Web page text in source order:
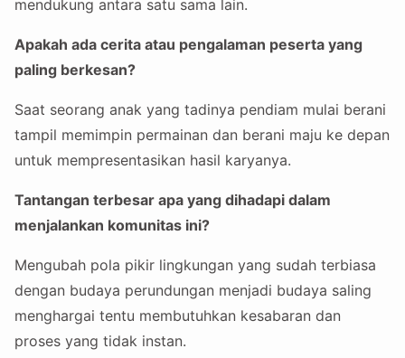
mendukung antara satu sama lain.
Apakah ada cerita atau pengalaman peserta yang
paling berkesan?
Saat seorang anak yang tadinya pendiam mulai berani
tampil memimpin permainan dan berani maju ke depan
untuk mempresentasikan hasil karyanya.
Tantangan terbesar apa yang dihadapi dalam
menjalankan komunitas ini?
Mengubah pola pikir lingkungan yang sudah terbiasa
dengan budaya perundungan menjadi budaya saling
menghargai tentu membutuhkan kesabaran dan
proses yang tidak instan.